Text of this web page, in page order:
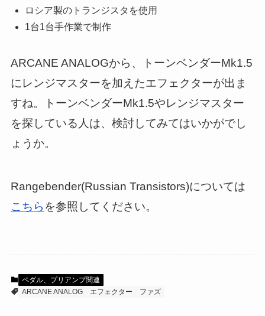
ロシア製のトランジスタを使用
1台1台手作業で制作
ARCANE ANALOGから、トーンベンダーMk1.5
にレンジマスターを加えたエフェクターが出ま
すね。トーンベンダーMk1.5やレンジマスター
を探している人は、検討してみてはいかがでし
ょうか。
Rangebender(Russian Transistors)については
こちら を参照してください。
ペダル、プリアンプ関連
ARCANE ANALOG
エフェクター ファズ